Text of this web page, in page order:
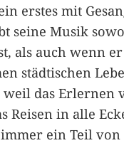
erstes mit
seine Musik
als auch wenn
städtischen
das Erlernen
Reisen in alle
ein Teil von